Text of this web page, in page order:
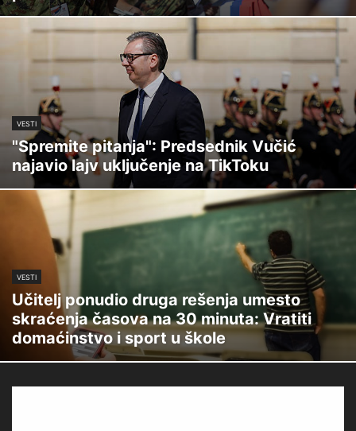
VESTI
"Spremite pitanja": Predsednik Vučić
najavio lajv uključenje na TikToku
VESTI
Učitelj ponudio druga rešenja umesto
skraćenja časova na 30 minuta: Vratiti
domaćinstvo i sport u škole